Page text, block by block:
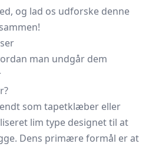
og lad os udforske denne
man undgår dem
som tapetklæber eller
lim type designet til at
Dens primære formål er at